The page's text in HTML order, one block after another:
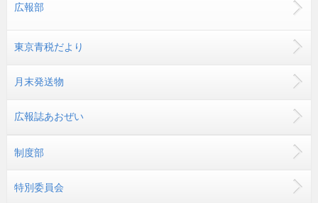
広報部
東京青税だより
月末発送物
広報誌あおぜい
制度部
特別委員会